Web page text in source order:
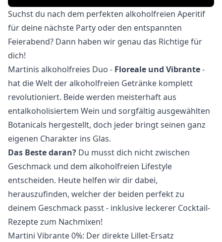
Suchst du nach dem perfekten alkoholfreien Aperitif
für deine nächste Party oder den entspannten
Feierabend? Dann haben wir genau das Richtige für
dich!
Martinis alkoholfreies Duo - Floreale und Vibrante-
hat die Welt deralkoholfreien Getränke komplett
revolutioniert. Beide werden meisterhaft aus
entalkoholisiertem Wein und sorgfältig ausgewählten
Botanicals hergestellt, doch jeder bringt seinen ganz
eigenen Charakter ins Glas.
Das Beste daran? Du musst dich nicht zwischen
Geschmack und dem alkoholfreien Lifestyle
entscheiden. Heute helfen wir dir dabei,
herauszufinden, welcher der beiden perfekt zu
deinem Geschmack passt - inklusive leckerer Cocktail-
Rezepte zum Nachmixen!
Martini Vibrante 0%: Der direkte Lillet-Ersatz